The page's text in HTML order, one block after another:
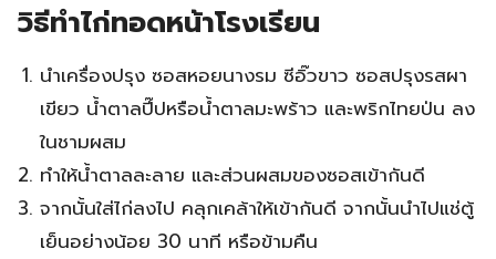
วิธีทำไก่ทอดหน้าโรงเรียน
นำเครื่องปรุง ซอสหอยนางรม ซีอิ๊วขาว ซอสปรุงรสผา
เขียว น้ำตาลปี๊ปหรือน้ำตาลมะพร้าว และพริกไทยป่น ลง
ในชามผสม
ทำให้น้ำตาลละลาย และส่วนผสมของซอสเข้ากันดี
จากนั้นใส่ไก่ลงไป คลุกเคล้าให้เข้ากันดี จากนั้นนำไปแช่ตู้
เย็นอย่างน้อย 30 นาที หรือข้ามคืน